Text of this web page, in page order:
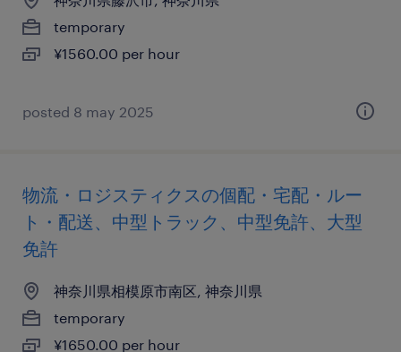
temporary
¥1560.00 per hour
posted 8 may 2025
物流・ロジスティクスの個配・宅配・ルー
ト・配送、中型トラック、中型免許、大型
免許
神奈川県相模原市南区, 神奈川県
temporary
¥1650.00 per hour